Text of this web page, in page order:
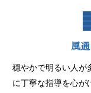
風
穏やかで明るい人が
に丁寧な指導を心が